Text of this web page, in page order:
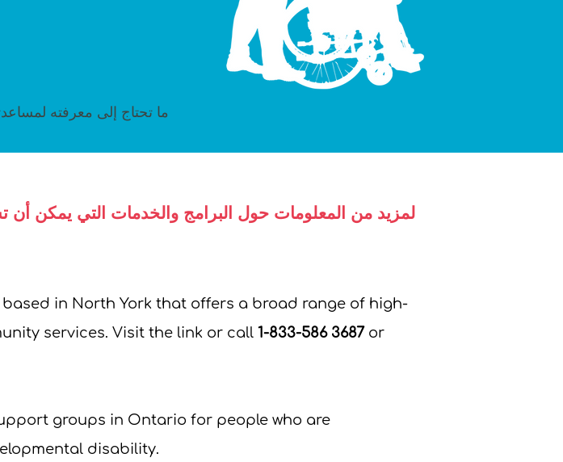
ما تحتاج إلى معرفته
لمزيد من المعلومات حول البرامج والخدمات التي يمكن أن
in North York that offers a broad range of high-
services. Visit the link or call 1-833-586 3687 or
groups in Ontario for people who are
disability.